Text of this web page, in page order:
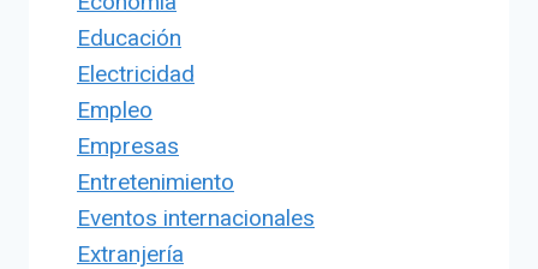
Educación
Electricidad
Empleo
Empresas
Entretenimiento
Eventos internacionales
Extranjería